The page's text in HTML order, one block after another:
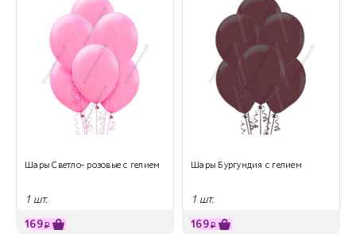
Шары Светло- розовые с гелием
1 шт.
169₽
Шары Бургундия с гелием
1 шт.
169₽